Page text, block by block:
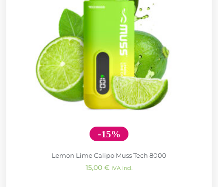
-15%
Lemon Lime Calipo Muss Tech 8000
15,00 € IVA incl.